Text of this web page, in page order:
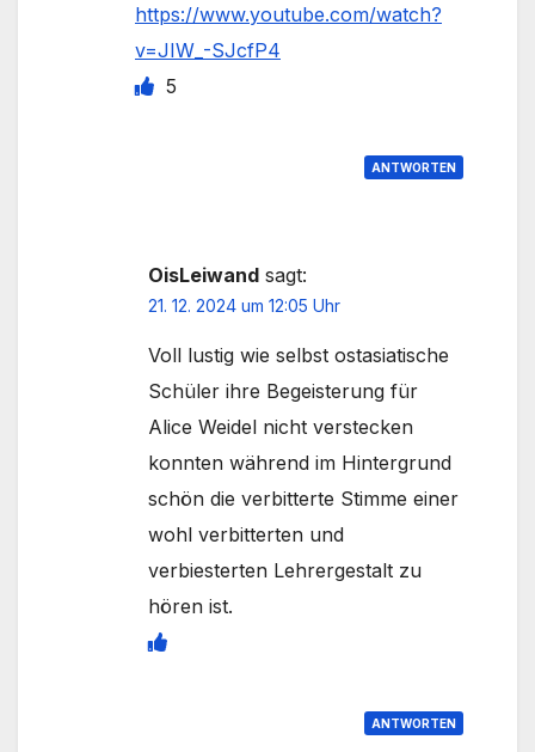
https://www.youtube.com/watch?
v=JIW_-SJcfP4
5
ANTWORTEN
OisLeiwand sagt:
21. 12. 2024 um 12:05 Uhr
Voll lustig wie selbst ostasiatische
Schüler ihre Begeisterung für
Alice Weidel nicht verstecken
konnten während im Hintergrund
schön die verbitterte Stimme einer
wohl verbitterten und
verbiesterten Lehrergestalt zu
hören ist.
ANTWORTEN